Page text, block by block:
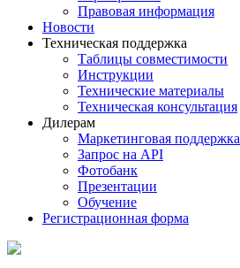
Правовая информация
Новости
Техническая поддержка
Таблицы совместимости
Инструкции
Технические материалы
Техническая консультация
Дилерам
Маркетинговая поддержка
Запрос на API
Фотобанк
Презентации
Обучение
Регистрационная форма